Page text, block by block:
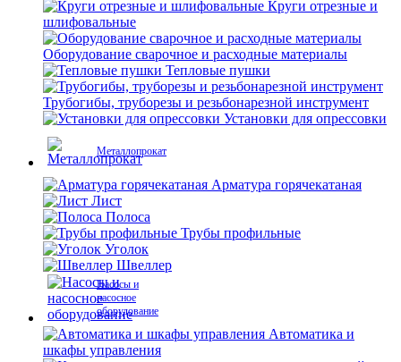
Круги отрезные и
шлифовальные
Оборудование сварочное и расходные материалы
Тепловые пушки
Трубогибы, труборезы и резьбонарезной инструмент
Установки для опрессовки
Металлопрокат
Арматура горячекатаная
Лист
Полоса
Трубы профильные
Уголок
Швеллер
Насосы и
насосное
оборудование
Автоматика и
шкафы управления